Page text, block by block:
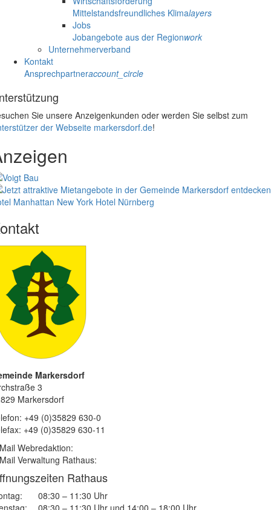
Mittelstandsfreundliches Klimalayers
Jobs
Jobangebote aus der Regionwork
Unternehmerverband
Kontakt
Ansprechpartneraccount_circle
Sie unsere Anzeigenkunden oder werden Sie selbst zum
der Webseite markersdorf.de!
Manhattan New York Hotel Nürnberg
Markersdorf
3
Markersdorf
+49 (0)35829 630-0
+49 (0)35829 630-11
Webredaktion:
Verwaltung Rathaus:
Rathaus
08:30 – 11:30 Uhr